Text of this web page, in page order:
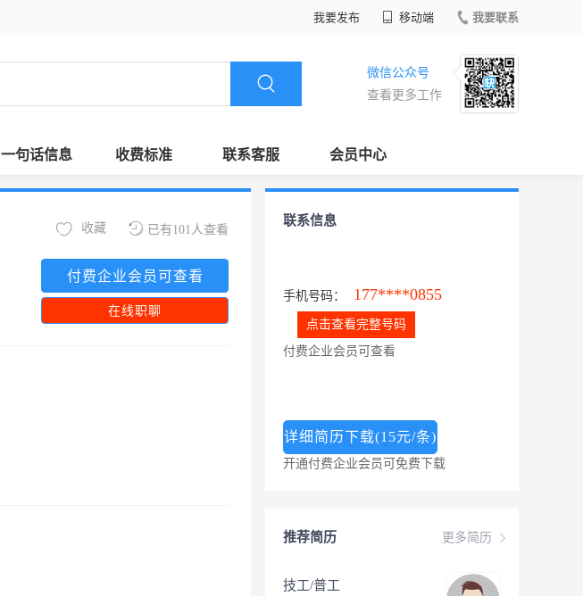
我要发布 移动端 我要联系
微信公众号
查看更多工作
一句话信息 收费标准 联系客服 会员中心
已有101人查看
收藏
付费企业会员可查看
在线职聊
联系信息
手机号码： 177****0855
点击查看完整号码
付费企业会员可查看
详细简历下载(15元/条)
开通付费企业会员可免费下载
更多简历
推荐简历
技工/普工